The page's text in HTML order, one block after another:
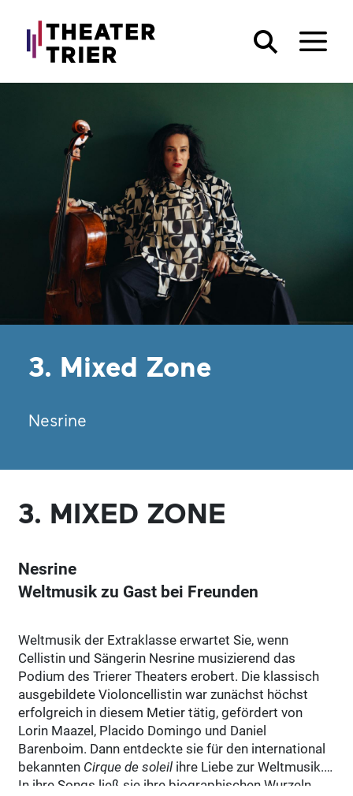
3. Mixed Zone
Nesrine
3. MIXED ZONE
Nesrine
Weltmusik zu Gast bei Freunden
Weltmusik der Extraklasse erwartet Sie, wenn
Cellistin und Sängerin Nesrine musizierend das
Podium des Trierer Theaters erobert. Die klassisch
ausgebildete Violoncellistin war zunächst höchst
erfolgreich in diesem Metier tätig, gefördert von
Lorin Maazel, Placido Domingo und Daniel
Barenboim. Dann entdeckte sie für den international
bekannten Cirque de soleil ihre Liebe zur Weltmusik.
In ihre Songs ließ sie ihre biographischen Wurzeln